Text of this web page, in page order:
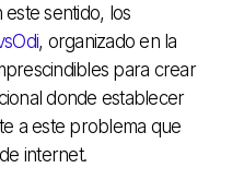
sentido, los
, organizado en la
para crear
donde establecer
a este problema que
internet.